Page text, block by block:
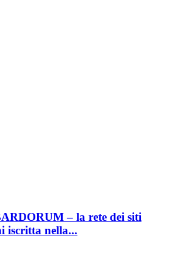
– la rete dei siti
iscritta nella...